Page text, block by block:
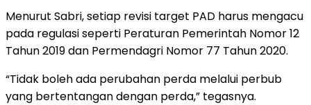
Menurut Sabri, setiap revisi target PAD harus mengacu
pada regulasi seperti Peraturan Pemerintah Nomor 12
Tahun 2019 dan Permendagri Nomor 77 Tahun 2020.
“Tidak boleh ada perubahan perda melalui perbub
yang bertentangan dengan perda,” tegasnya.